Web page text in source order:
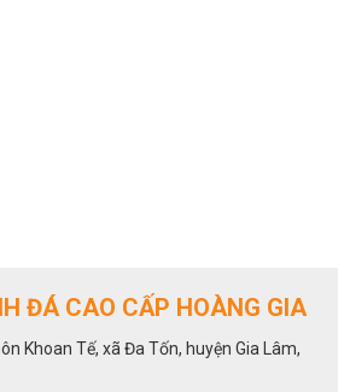
ĐÁ CAO CẤP HOÀNG GIA
Khoan Tế, xã Đa Tốn, huyện Gia Lâm,